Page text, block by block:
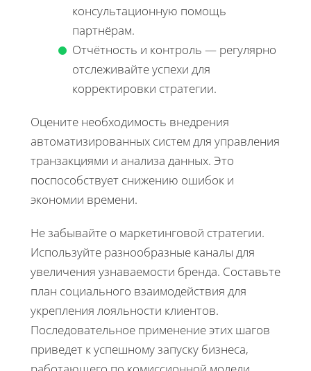
консультационную помощь
партнёрам.
Отчётность и контроль — регулярно
отслеживайте успехи для
корректировки стратегии.
Оцените необходимость внедрения
автоматизированных систем для управления
транзакциями и анализа данных. Это
поспособствует снижению ошибок и
экономии времени.
Не забывайте о маркетинговой стратегии.
Используйте разнообразные каналы для
увеличения узнаваемости бренда. Составьте
план социального взаимодействия для
укрепления лояльности клиентов.
Последовательное применение этих шагов
приведет к успешному запуску бизнеса,